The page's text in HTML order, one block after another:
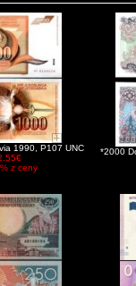
1990, P107 UNC
z ceny
*2000